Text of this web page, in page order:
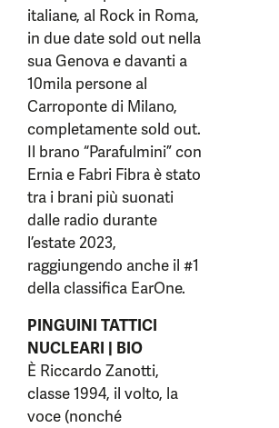
italiane, al Rock in Roma,
in due date sold out nella
sua Genova e davanti a
10mila persone al
Carroponte di Milano,
completamente sold out.
Il brano “Parafulmini” con
Ernia e Fabri Fibra è stato
tra i brani più suonati
dalle radio durante
l’estate 2023,
raggiungendo anche il #1
della classifica EarOne.
PINGUINI TATTICI
NUCLEARI | BIO
È Riccardo Zanotti,
classe 1994, il volto, la
voce (nonché